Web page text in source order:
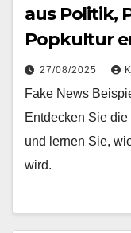
aus Politik,
Popkultur
27/08/2025
Fake News
Entdecken Sie
und lernen Sie,
wird.